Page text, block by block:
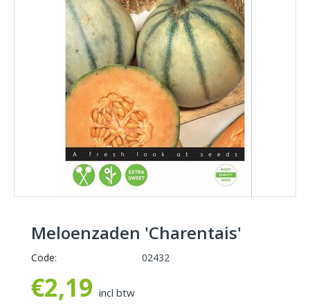
Meloenzaden 'Charentais'
Code: 02432
€2,19 incl btw